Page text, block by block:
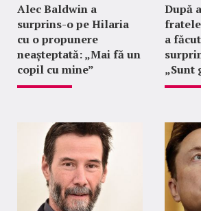
Alec Baldwin a
surprins-o pe Hilaria
cu o propunere
neașteptată: „Mai fă un
copil cu mine”
După
a
„Sunt